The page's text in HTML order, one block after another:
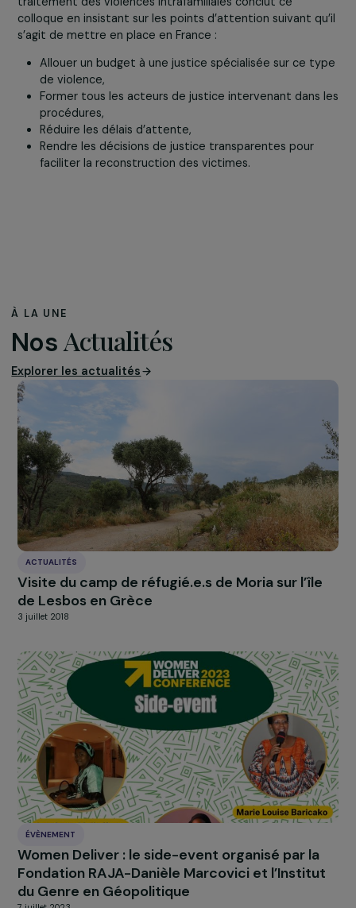
les enfants à être exposés au parent violent…
Afin de mettre en perspective la justice spécialisée de
l’Espagne avec la situation de la France,Eric Maurel
procureur général de la cour d’appel de Basse Terre
évoque des manques dans la justice française qui
empêchent d’améliorer la prise en charge des violences
conjugales et intrafamiliales : sous-effectif de
de greffiers, peu de salles d’audience et de formation
personnel de police et des avocats, insuffisance
de la délégation aux droits des femmes et à l’égalité
mission temporaire auprès du Garde des Sceaux sur le
traitement des violences intrafamiliales conclut ce
colloque en insistant sur les points d’attention suivant
s’agit de mettre en place en France :
Allouer un budget à une justice spécialisée sur ce
de violence,
Former tous les acteurs de justice intervenant
procédures,
Réduire les délais d’attente,
Rendre les décisions de justice transparentes pour
faciliter la reconstruction des victimes.
À LA UNE
NosActualités
Explorer les actualités